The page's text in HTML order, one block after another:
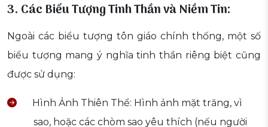
3. Các Biểu Tượng Tinh Thần và Niềm Tin:
Ngoài các biểu tượng tôn giáo chính thống, một số
biểu tượng mang ý nghĩa tinh thần riêng biệt cũng
được sử dụng:
Hình Ảnh Thiên Thể: Hình ảnh mặt trăng, vì
sao, hoặc các chòm sao yêu thích (nếu người